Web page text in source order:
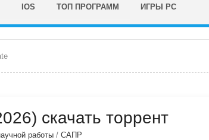
IOS ТОП ПРОГРАММ ИГРЫ PC
скачать торрент
работы / САПР